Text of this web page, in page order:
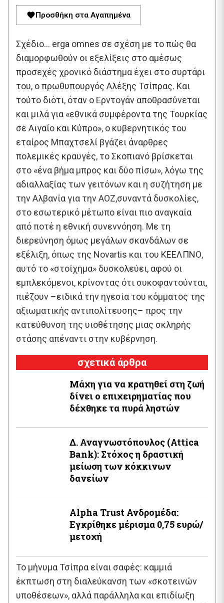
Προσθήκη στα Αγαπημένα
Σχέδιο… erga omnes σε σχέση με το πώς θα
διαμορφωθούν οι εξελίξεις στο αμέσως
προσεχές χρονικό διάστημα έχει στο συρτάρι
του, ο πρωθυπουργός Αλέξης Τσίπρας. Και
τούτο διότι, όταν ο Ερντογάν αποθρασύνεται
και μιλά για «εθνικά συμφέροντα της Τουρκίας
σε Αιγαίο και Κύπρο», ο κυβερνητικός του
εταίρος Μπαχτσελί βγάζει άναρθρες
πολεμικές κραυγές, το Σκοπιανό βρίσκεται
στο «ένα βήμα μπρος και δύο πίσω», λόγω της
αδιαλλαξίας των γειτόνων και η συζήτηση με
την Αλβανία για την ΑΟΖ,συναντά δυσκολίες,
στο εσωτερικό μέτωπο είναι πιο αναγκαία
από ποτέ η εθνική συνεννόηση. Με τη
διερεύνηση όμως μεγάλων σκανδάλων σε
εξέλιξη, όπως της Novartis και του ΚΕΕΛΠΝΟ,
αυτό το «στοίχημα» δυσκολεύει, αφού οι
εμπλεκόμενοι, κρίνοντας ότι συκοφαντούνται,
πιέζουν –ειδικά την ηγεσία του κόμματος της
αξιωματικής αντιπολίτευσης– προς την
κατεύθυνση της υιοθέτησης μιας σκληρής
στάσης απέναντι στην κυβέρνηση.
σχετικά άρθρα
Μάχη για να κρατηθεί στη ζωή
δίνει ο επιχειρηματίας που
δέχθηκε τα πυρά ληστών
Δ. Αναγνωστόπουλος (Attica
Βank): Στόχος η δραστική
μείωση των κόκκινων
δανείων
Alpha Trust Ανδρομέδα:
Εγκρίθηκε μέρισμα 0,75 ευρώ/
μετοχή
Το μήνυμα Τσίπρα είναι σαφές: καμμιά
έκπτωση στη διαλεύκανση των «σκοτεινών
υποθέσεων», αλλά παράλληλα και επιδίωξη